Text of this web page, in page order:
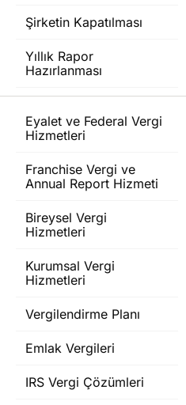
Şirketin Kapatılması
Yıllık Rapor
Hazırlanması
Eyalet ve Federal Vergi
Hizmetleri
Franchise Vergi ve
Annual Report Hizmeti
Bireysel Vergi
Hizmetleri
Kurumsal Vergi
Hizmetleri
Vergilendirme Planı
Emlak Vergileri
IRS Vergi Çözümleri